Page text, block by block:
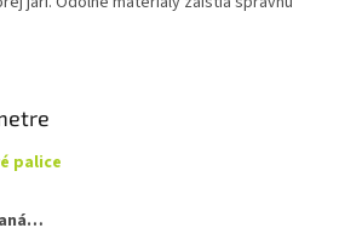
palice